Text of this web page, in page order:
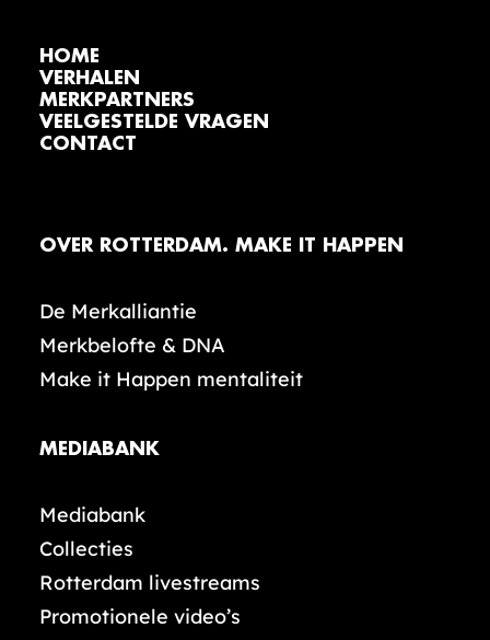
HOME
VERHALEN
MERKPARTNERS
VEELGESTELDE VRAGEN
CONTACT
OVER ROTTERDAM. MAKE IT HAPPEN
De Merkalliantie
Merkbelofte & DNA
Make it Happen mentaliteit
MEDIABANK
Mediabank
Collecties
Rotterdam livestreams
Promotionele video’s